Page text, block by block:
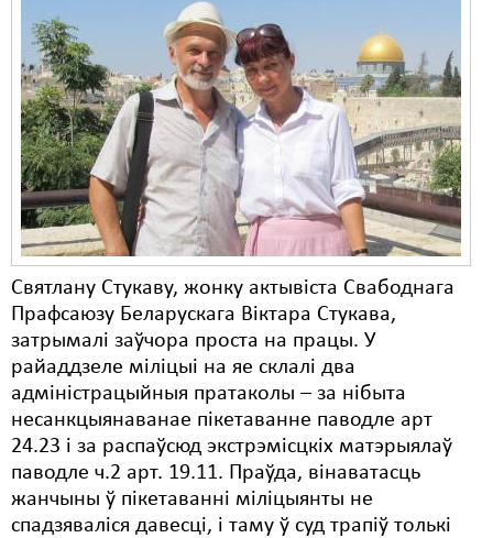
Святлану Стукаву, жонку актывіста Свабоднага
Прафсаюзу Беларускага Віктара Стукава,
затрымалі заўчора проста на працы. У
райаддзеле міліцыі на яе склалі два
адміністрацыйныя пратаколы – за нібыта
несанкцыянаванае пікетаванне паводле арт
24.23 і за распаўсюд экстрэмісцкіх матэрыялаў
паводле ч.2 арт. 19.11. Праўда, вінаватасць
жанчыны ў пікетаванні міліцыянты не
спадзяваліся давесці, і таму ў суд трапіў толькі
Дыскрымінацыя
Затрыманьні
Карная псыхіятрыя
КПЧ ААН
Культурныя правы
ЛПП
Мігранты
Мірныя сходы
Палітвязьні
Праваабаронцы
Правы дзіцяці
Пэнітэнцыярная сыстэма